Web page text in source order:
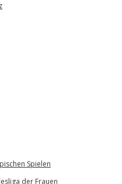
Spielen
der Frauen